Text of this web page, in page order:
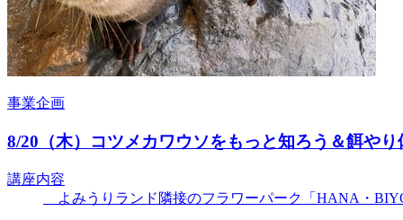
事業企画
8/20（木）コツメカワウソをもっと知ろう＆餌やり
講座内容
よみうりランド隣接のフラワーパーク「HANA・